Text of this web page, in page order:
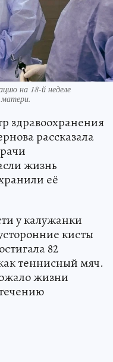
на 18-й неделе
здравоохранения
рассказала
жизнь
её
у калужанки
кисты
82
теннисный мяч.
жизни